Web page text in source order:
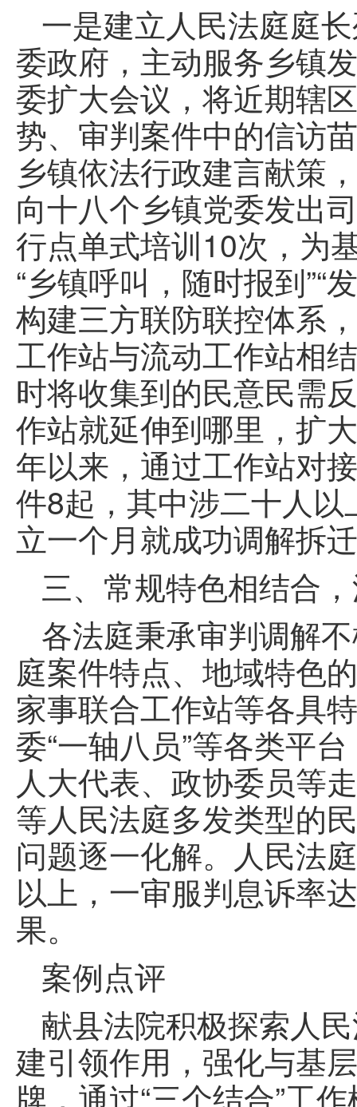
一是建立人民法庭庭
委政府，主动服务乡镇
委扩大会议，将近期辖
势、审判案件中的信访
乡镇依法行政建言献策
向十八个乡镇党委发出
行点单式培训10次，为
“乡镇呼叫，随时报到”“
构建三方联防联控体系
工作站与流动工作站相
时将收集到的民意民需
作站就延伸到哪里，扩
年以来，通过工作站对
件8起，其中涉二十人
立一个月就成功调解拆
三、常规特色相结合
各法庭秉承审判调解
庭案件特点、地域特色
家事联合工作站等各具
委“一轴八员”等各类平
人大代表、政协委员等
等人民法庭多发类型的
问题逐一化解。人民法
以上，一审服判息诉率
果。
案例点评
献县法院积极探索人
建引领作用，强化与基
牌，通过“三个结合”工